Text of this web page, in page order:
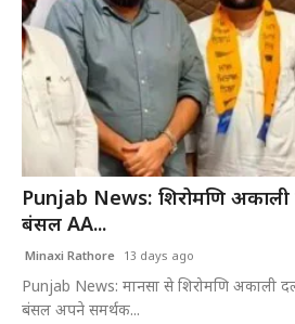
Punjab News: शिरोमणि
बंसल AA...
Minaxi Rathore 13 days ago
Punjab News: मानसा से शिरोमणि अकाली
बंसल अपने समर्थक...